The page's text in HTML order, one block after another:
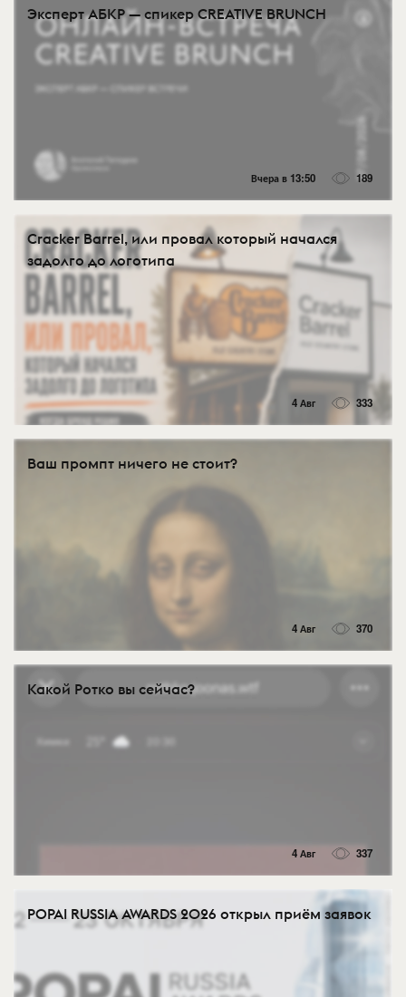
Эксперт АБКР — спикер CREATIVE BRUNCH
Вчера в 13:50 189
Cracker Barrel, или провал который начался
задолго до логотипа
4 Авг 333
Ваш промпт ничего не стоит?
4 Авг 370
Какой Ротко вы сейчас?
4 Авг 337
POPAI RUSSIA AWARDS 2026 открыл приём заявок